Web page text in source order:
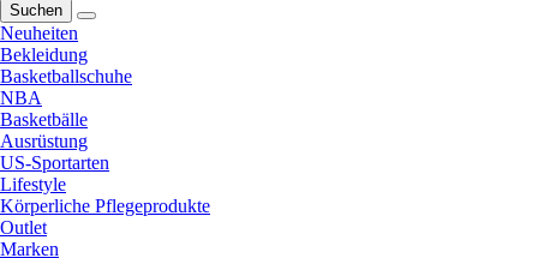
Suchen
Neuheiten
Bekleidung
Basketballschuhe
NBA
Basketbälle
Ausrüstung
US-Sportarten
Lifestyle
Körperliche Pflegeprodukte
Outlet
Marken